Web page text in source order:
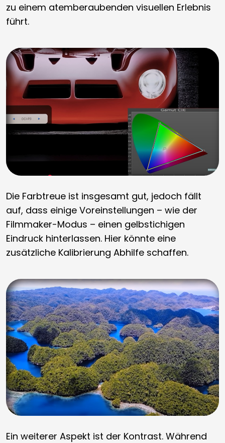
zu einem atemberaubenden visuellen Erlebnis
führt.
Die Farbtreue ist insgesamt gut, jedoch fällt
auf, dass einige Voreinstellungen – wie der
Filmmaker-Modus – einen gelbstichigen
Eindruck hinterlassen. Hier könnte eine
zusätzliche Kalibrierung Abhilfe schaffen.
Ein weiterer Aspekt ist der Kontrast. Während